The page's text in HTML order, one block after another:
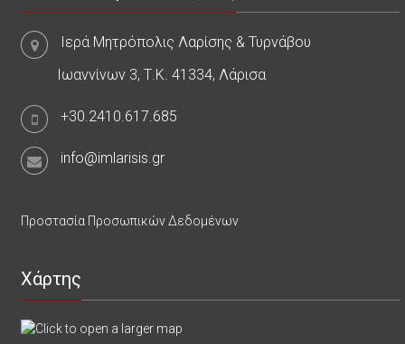
Ιερά Μητρόπολις Λαρίσης & Τυρνάβου
Ιωαννίνων 3, Τ.Κ. 41334, Λάρισα
+30.2410.617.685
info@imlarisis.gr
Προστασία Προσωπικών Δεδομένων
Χάρτης